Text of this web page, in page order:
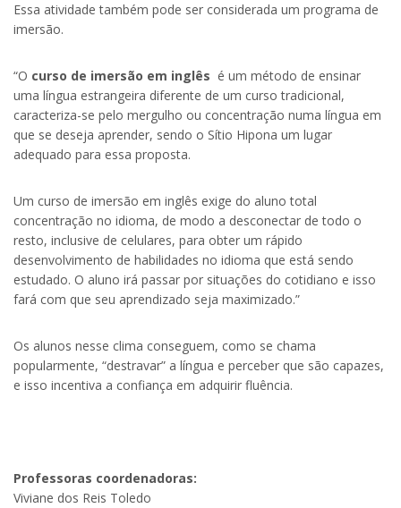
Essa atividade também pode ser considerada um programa de
imersão.
“O curso de imersão em inglês é um método de ensinar
uma língua estrangeira diferente de um curso tradicional,
caracteriza-se pelo mergulho ou concentração numa língua em
que se deseja aprender, sendo o Sítio Hipona um lugar
adequado para essa proposta.
Um curso de imersão em inglês exige do aluno total
concentração no idioma, de modo a desconectar de todo o
resto, inclusive de celulares, para obter um rápido
desenvolvimento de habilidades no idioma que está sendo
estudado. O aluno irá passar por situações do cotidiano e isso
fará com que seu aprendizado seja maximizado.”
Os alunos nesse clima conseguem, como se chama
popularmente, “destravar” a língua e perceber que são capazes,
e isso incentiva a confiança em adquirir fluência.
Professoras coordenadoras:
Viviane dos Reis Toledo